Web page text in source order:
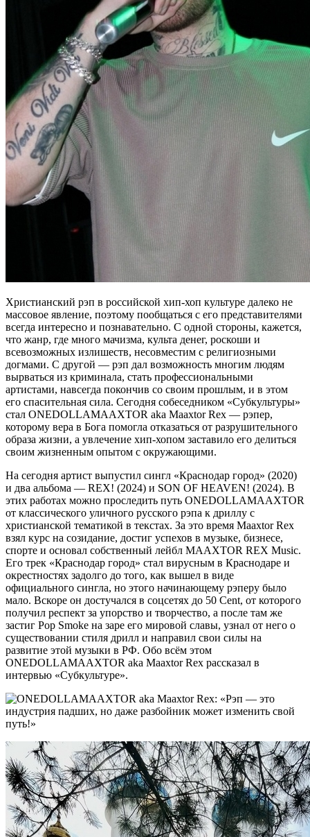
Христианский рэп в российской хип-хоп культуре далеко не
массовое явление, поэтому пообщаться с его представителями
всегда интересно и познавательно. С одной стороны, кажется,
что жанр, где много мачизма, культа денег, роскоши и
всевозможных излишеств, несовместим с религиозными
догмами. С другой — рэп дал возможность многим людям
вырваться из криминала, стать профессиональными
артистами, навсегда покончив со своим прошлым, и в этом
его спасительная сила. Сегодня собеседником «Субкультуры»
стал ONEDOLLAMAAXTOR aka Maaxtor Rex — рэпер,
которому вера в Бога помогла отказаться от разрушительного
образа жизни, а увлечение хип-хопом заставило его делиться
своим жизненным опытом с окружающими.
На сегодня артист выпустил сингл «Краснодар город» (2020)
и два альбома — REX! (2024) и SON OF HEAVEN! (2024). В
этих работах можно проследить путь ONEDOLLAMAAXTOR
от классического уличного русского рэпа к дриллу с
христианской тематикой в текстах. За это время Maaxtor Rex
взял курс на созидание, достиг успехов в музыке, бизнесе,
спорте и основал собственный лейбл MAAXTOR REX Music.
Его трек «Краснодар город» стал вирусным в Краснодаре и
окрестностях задолго до того, как вышел в виде
официального сингла, но этого начинающему рэперу было
мало. Вскоре он достучался в соцсетях до 50 Cent, от которого
получил респект за упорство и творчество, а после там же
застиг Pop Smoke на заре его мировой славы, узнал от него о
существовании стиля дрилл и направил свои силы на
развитие этой музыки в РФ. Обо всём этом
ONEDOLLAMAAXTOR aka Maaxtor Rex рассказал в
интервью «Субкультуре».